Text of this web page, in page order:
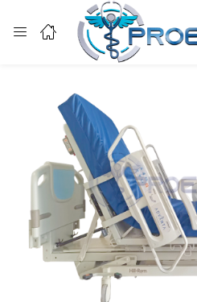
Enter your username and password
Remember me